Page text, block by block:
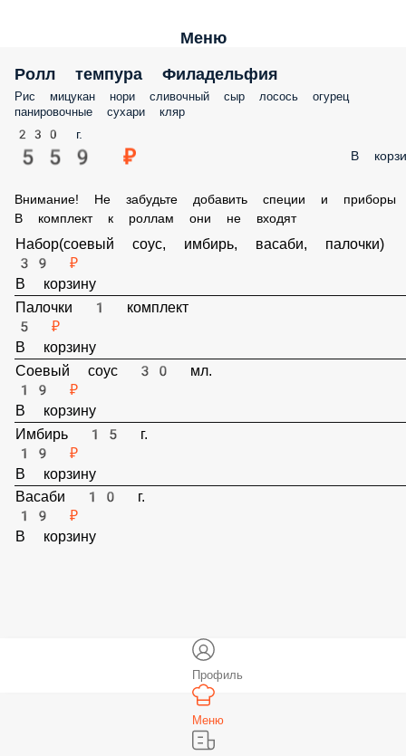
Меню
Ролл темпура Филадельфия
Рис мицукан нори сливочный сыр лосось огурец
панировочные сухари кляр
230 г.
559 ₽ В
Внимание! Не забудьте добавить специи и
В комплект к роллам они не входят
Набор(соевый соус, имбирь, васаби, палочки)
39 ₽
В корзину
Палочки 1 комплект
5 ₽
В корзину
Соевый соус 30 мл.
19 ₽
В корзину
Имбирь 15 г.
19 ₽
В корзину
Профиль